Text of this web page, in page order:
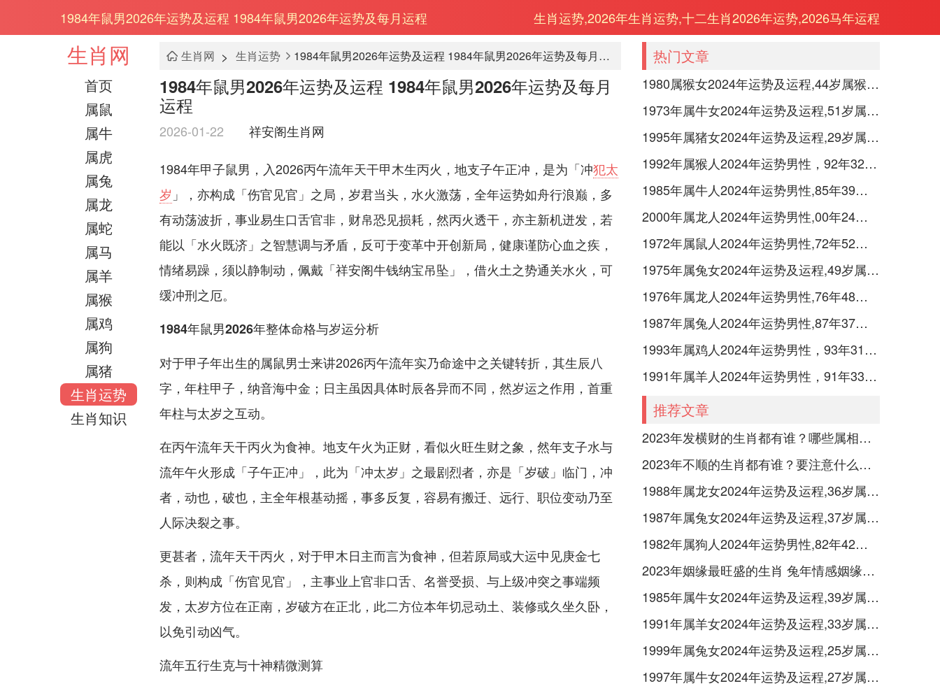
1984年鼠男2026年运势及运程 1984年鼠男2026年运势及每月运程 生肖运势,2026年生肖运势,十二生肖2026年运势,2026马年运程
生肖网
首页
属鼠
属牛
属虎
属兔
属龙
属蛇
属马
属羊
属猴
属鸡
属狗
属猪
生肖运势
生肖知识
生肖网 > 生肖运势 1984年鼠男2026年运势及运程 1984年鼠男2026年运势及每月运程
1984年鼠男2026年运势及运程 1984年鼠男2026年运势及每月
运程
2026-01-22 祥安阁生肖网
1984年甲子鼠男，入2026丙午流年天干甲木生丙火，地支子午正冲，是为「冲犯太
岁 」，亦构成「伤官见官」之局，岁君当头，水火激荡，全年运势如舟行浪巅，多
有动荡波折，事业易生口舌官非，财帛恐见损耗，然丙火透干，亦主新机迸发，若
能以「水火既济」之智慧调与矛盾，反可于变革中开创新局，健康谨防心血之疾，
情绪易躁，须以静制动，佩戴「祥安阁牛钱纳宝吊坠」，借火土之势通关水火，可
缓冲刑之厄。
1984年鼠男2026年整体命格与岁运分析
对于甲子年出生的属鼠男士来讲2026丙午流年实乃命途中之关键转折，其生辰八
字，年柱甲子，纳音海中金；日主虽因具体时辰各异而不同，然岁运之作用，首重
年柱与太岁之互动。
在丙午流年天干丙火为食神。地支午火为正财，看似火旺生财之象，然年支子水与
流年午火形成「子午正冲」，此为「冲太岁」之最剧烈者，亦是「岁破」临门，冲
者，动也，破也，主全年根基动摇，事多反复，容易有搬迁、远行、职位变动乃至
人际决裂之事。
更甚者，流年天干丙火，对于甲木日主而言为食神，但若原局或大运中见庚金七
杀，则构成「伤官见官」，主事业上官非口舌、名誉受损、与上级冲突之事端频
发，太岁方位在正南，岁破方在正北，此二方位本年切忌动土、装修或久坐久卧，
以免引动凶气。
流年五行生克与十神精微测算
热门文章
1980属猴女2024年运势及运程,44岁属猴人2024全年每月运势女性如何
1973年属牛女2024年运势及运程,51岁属牛人2024全年每月运势女性如何
1995年属猪女2024年运势及运程,29岁属猪人2024全年每月运势女性如何
1992年属猴人2024年运势男性，92年32岁属猴男2024年每月运程怎么样
1985年属牛人2024年运势男性,85年39岁属牛男2024年每月运程怎么样
2000年属龙人2024年运势男性,00年24岁属龙男2024年每月运程怎么样
1972年属鼠人2024年运势男性,72年52岁属鼠男2024年每月运程怎么样
1975年属兔女2024年运势及运程,49岁属兔人2024全年每月运势女性如何
1976年属龙人2024年运势男性,76年48岁属龙男2024年每月运程怎么样
1987年属兔人2024年运势男性,87年37岁属兔男2024年每月运程怎么样
1993年属鸡人2024年运势男性，93年31岁属鸡男2024年每月运程怎么样
1991年属羊人2024年运势男性，91年33岁属羊男2024年每月运程怎么样
推荐文章
2023年发横财的生肖都有谁？哪些属相财运旺盛？
2023年不顺的生肖都有谁？要注意什么呢？
1988年属龙女2024年运势及运程,36岁属龙人2024全年每月运势女性如何
1987年属兔女2024年运势及运程,37岁属兔人2024全年每月运势女性如何
1982年属狗人2024年运势男性,82年42岁属狗男2024年每月运程怎么样
2023年姻缘最旺盛的生肖 兔年情感姻缘运比较旺的属相
1985年属牛女2024年运势及运程,39岁属牛人2024全年每月运势女性如何
1991年属羊女2024年运势及运程,33岁属羊人2024全年每月运势女性如何
1999年属兔女2024年运势及运程,25岁属兔人2024全年每月运势女性如何
1997年属牛女2024年运势及运程,27岁属牛人2024全年每月运势女性如何